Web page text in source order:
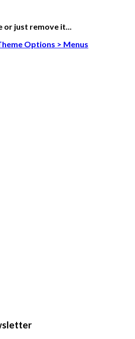
or just remove it...
Options > Menus